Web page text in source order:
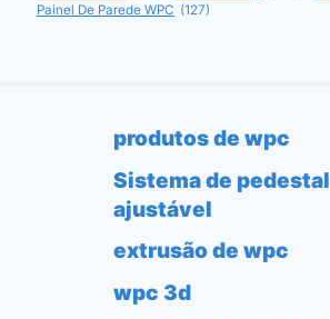
Painel De Parede WPC (127)
produtos de wpc
Sistema de pedestal
ajustável
extrusão de wpc
wpc 3d